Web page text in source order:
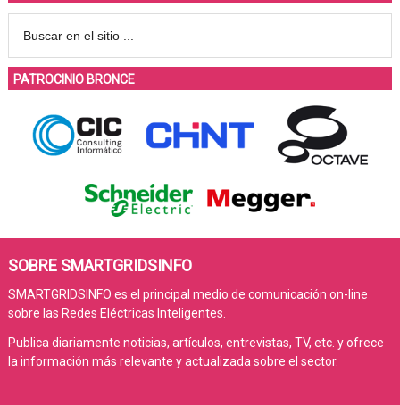
PATROCINIO BRONCE
SOBRE SMARTGRIDSINFO
SMARTGRIDSINFO es el principal medio de comunicación on-line
sobre las Redes Eléctricas Inteligentes.
Publica diariamente noticias, artículos, entrevistas, TV, etc. y ofrece
la información más relevante y actualizada sobre el sector.